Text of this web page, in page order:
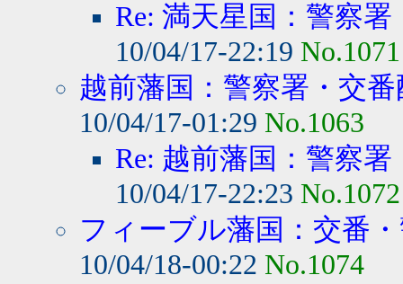
Re: 満天星国：警察署
10/04/17-22:19 No.1071
越前藩国：警察署・交
10/04/17-01:29 No.1063
Re: 越前藩国：警察署
10/04/17-22:23 No.1072
フィーブル藩国：交番
10/04/18-00:22 No.1074